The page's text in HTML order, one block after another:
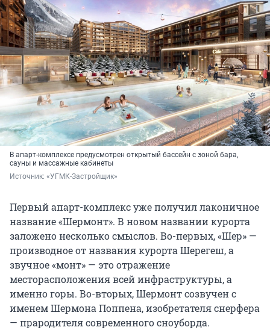
В апарт-комплексе предусмотрен открытый бассейн с зоной бара,
сауны и массажные кабинеты
Источник: «УГМК-Застройщик»
Первый апарт-комплекс уже получил лаконичное
название «Шермонт». В новом названии курорта
заложено несколько смыслов. Во-первых, «Шер» —
производное от названия курорта Шерегеш, а
звучное «монт» — это отражение
месторасположения всей инфраструктуры, а
именно горы. Во-вторых, Шермонт созвучен с
именем Шермона Поппена, изобретателя снерфера
— прародителя современного сноуборда.